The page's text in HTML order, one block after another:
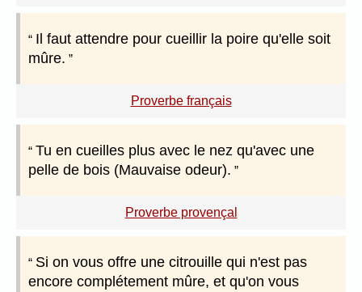
Il faut attendre pour cueillir la poire qu'elle soit
mûre.
Proverbe français
Tu en cueilles plus avec le nez qu'avec une
pelle de bois (Mauvaise odeur).
Proverbe provençal
Si on vous offre une citrouille qui n'est pas
encore complétement mûre, et qu'on vous